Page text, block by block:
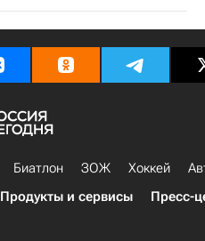
Биатлон ЗОЖ Хоккей
Продукты и сервисы Пресс-